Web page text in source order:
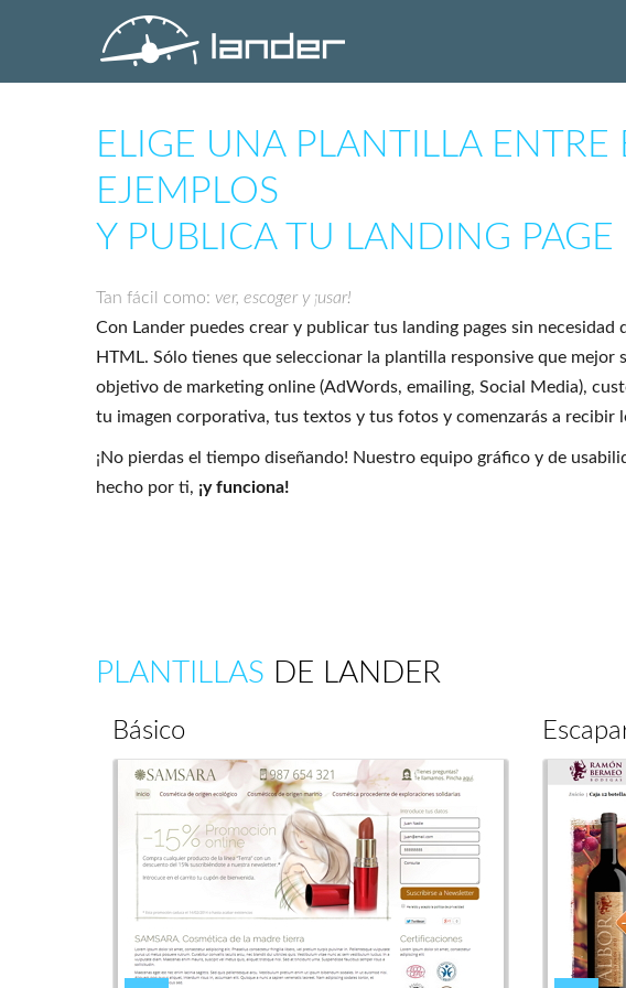
ELIGE UNA PLANTILLA ENTRE
EJEMPLOS
Y PUBLICA TU LANDING PAGE
Tan fácil como: ver, escoger y ¡usar!
Con Lander puedes crear y publicar tus landing pages sin necesidad
HTML. Sólo tienes que seleccionar la plantilla responsive que mejor
objetivo de marketing online (AdWords, emailing, Social Media),
tu imagen corporativa, tus textos y tus fotos y comenzarás a recibir
¡No pierdas el tiempo diseñando! Nuestro equipo gráfico y de
hecho por ti, ¡y funciona!
PLANTILLAS DE LANDER
Básico